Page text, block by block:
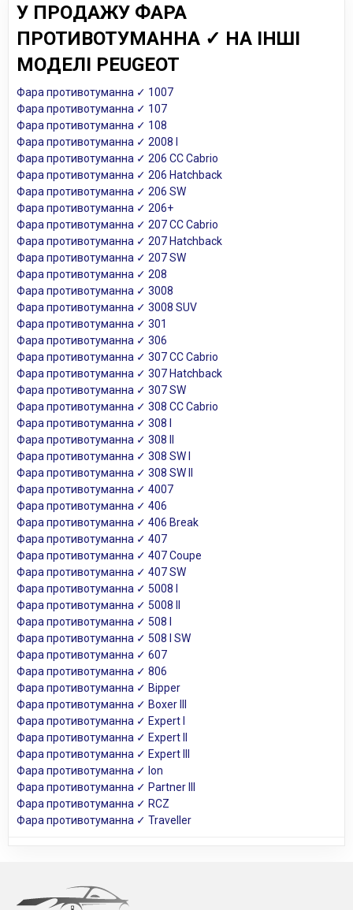
У ПРОДАЖУ ФАРА
ПРОТИВОТУМАННА ✓ НА ІНШІ
МОДЕЛІ PEUGEOT
Фара противотуманна ✓ 1007
Фара противотуманна ✓ 107
Фара противотуманна ✓ 108
Фара противотуманна ✓ 2008 I
Фара противотуманна ✓ 206 CC Cabrio
Фара противотуманна ✓ 206 Hatchback
Фара противотуманна ✓ 206 SW
Фара противотуманна ✓ 206+
Фара противотуманна ✓ 207 CC Cabrio
Фара противотуманна ✓ 207 Hatchback
Фара противотуманна ✓ 207 SW
Фара противотуманна ✓ 208
Фара противотуманна ✓ 3008
Фара противотуманна ✓ 3008 SUV
Фара противотуманна ✓ 301
Фара противотуманна ✓ 306
Фара противотуманна ✓ 307 CC Cabrio
Фара противотуманна ✓ 307 Hatchback
Фара противотуманна ✓ 307 SW
Фара противотуманна ✓ 308 CC Cabrio
Фара противотуманна ✓ 308 I
Фара противотуманна ✓ 308 II
Фара противотуманна ✓ 308 SW I
Фара противотуманна ✓ 308 SW II
Фара противотуманна ✓ 4007
Фара противотуманна ✓ 406
Фара противотуманна ✓ 406 Break
Фара противотуманна ✓ 407
Фара противотуманна ✓ 407 Coupe
Фара противотуманна ✓ 407 SW
Фара противотуманна ✓ 5008 I
Фара противотуманна ✓ 5008 II
Фара противотуманна ✓ 508 I
Фара противотуманна ✓ 508 I SW
Фара противотуманна ✓ 607
Фара противотуманна ✓ 806
Фара противотуманна ✓ Bipper
Фара противотуманна ✓ Boxer III
Фара противотуманна ✓ Expert I
Фара противотуманна ✓ Expert II
Фара противотуманна ✓ Expert III
Фара противотуманна ✓ Ion
Фара противотуманна ✓ Partner III
Фара противотуманна ✓ RCZ
Фара противотуманна ✓ Traveller